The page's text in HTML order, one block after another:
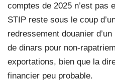
comptes de 2025 n’est pas
STIP reste sous le coup
redressement douanier
de dinars pour non-
exportations, bien que la
financier peu probable.